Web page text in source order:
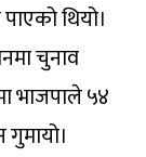
थियो।
चुनाव
भाजपाले ५४